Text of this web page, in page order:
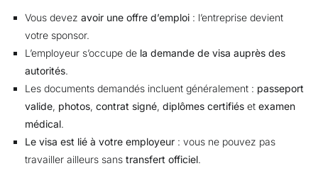
Vous devez avoir une offre d’emploi : l’entreprise devient
votre sponsor.
L’employeur s’occupe de la demande de visa auprès des
autorités.
Les documents demandés incluent généralement : passeport
valide, photos, contrat signé, diplômes certifiés et examen
médical.
Le visa est lié à votre employeur : vous ne pouvez pas
travailler ailleurs sans transfert officiel.